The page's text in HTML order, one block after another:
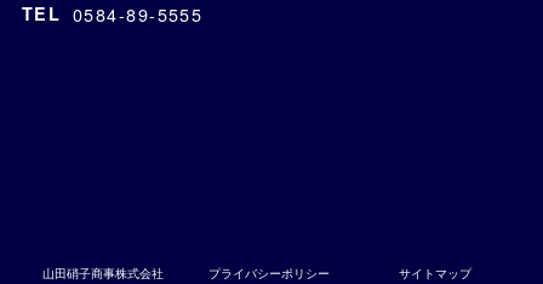
TEL 0584-89-5555
山田硝子商事株式会社 プライバシーポリシー サイトマップ